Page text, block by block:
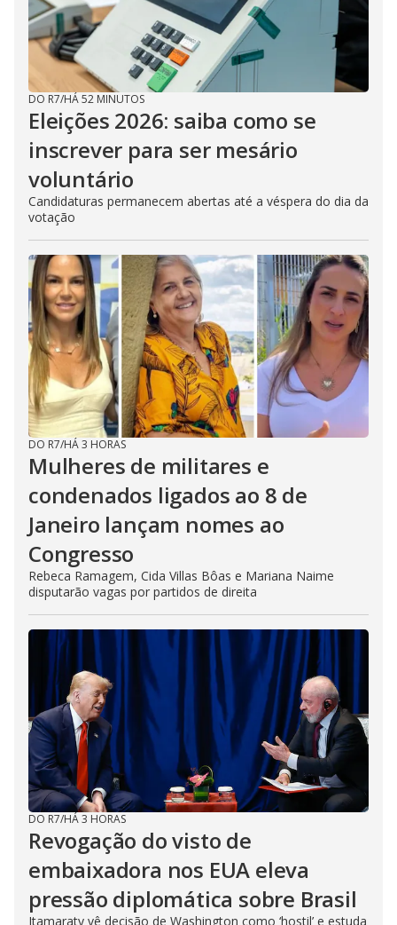
d
e
o
DO R7/HÁ 52 MINUTOS
Eleições 2026: saiba como se
inscrever para ser mesário
voluntário
Candidaturas permanecem abertas até a véspera do dia da
votação
DO R7/HÁ 3 HORAS
Mulheres de militares e
condenados ligados ao 8 de
Janeiro lançam nomes ao
Congresso
Rebeca Ramagem, Cida Villas Bôas e Mariana Naime
disputarão vagas por partidos de direita
DO R7/HÁ 3 HORAS
Revogação do visto de
embaixadora nos EUA eleva
pressão diplomática sobre Brasil
Itamaraty vê decisão de Washington como ‘hostil’ e estuda